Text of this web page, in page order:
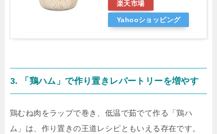
楽天市場
Yahooショッピング
3. 「鶏ハム」で作り置きレパートリーを増やす
鶏むね肉をラップで巻き、低温で茹でて作る「鶏ハ
ム」は、作り置きの王道レシピともいえる存在です。